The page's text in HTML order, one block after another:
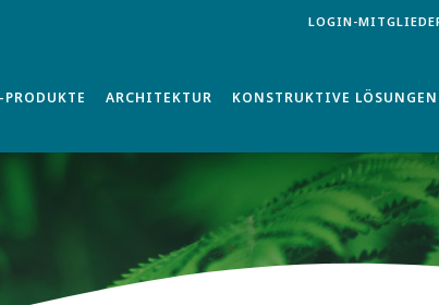
LOGIN-
ARCHITEKTUR KONSTRUKTIVE LÖSUNGEN